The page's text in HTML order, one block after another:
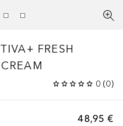
FRESH
0 (0)
48,95 €